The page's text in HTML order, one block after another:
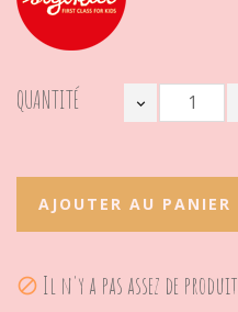
QUANTITÉ
AJOUTER AU PANIER
 Il n'y a pas assez de